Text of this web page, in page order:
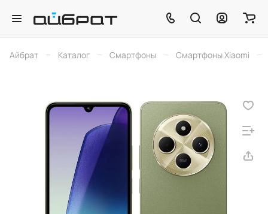
Айбрат – Каталог – Смартфоны – Смартфоны Xiaomi –